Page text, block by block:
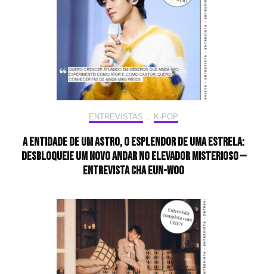
ENTREVISTAS , K-POP
A entidade de um astro, o esplendor de uma estrela:
desbloqueie um novo andar no elevador misterioso —
Entrevista CHA EUN-WOO